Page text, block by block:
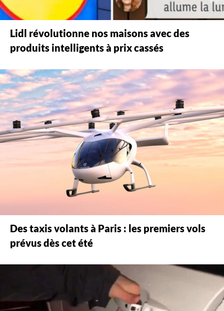
Lidl révolutionne nos maisons avec des
produits intelligents à prix cassés
Des taxis volants à Paris : les premiers vols
prévus dès cet été